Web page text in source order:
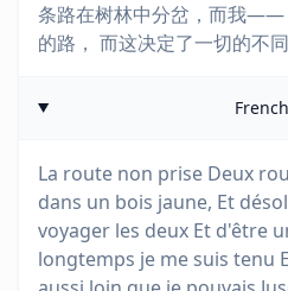
条路在树林中分岔，而我——
的路， 而这决定了一切的不同
French
La route non prise Deux
dans un bois jaune, Et
voyager les deux Et d'être
longtemps je me suis tenu